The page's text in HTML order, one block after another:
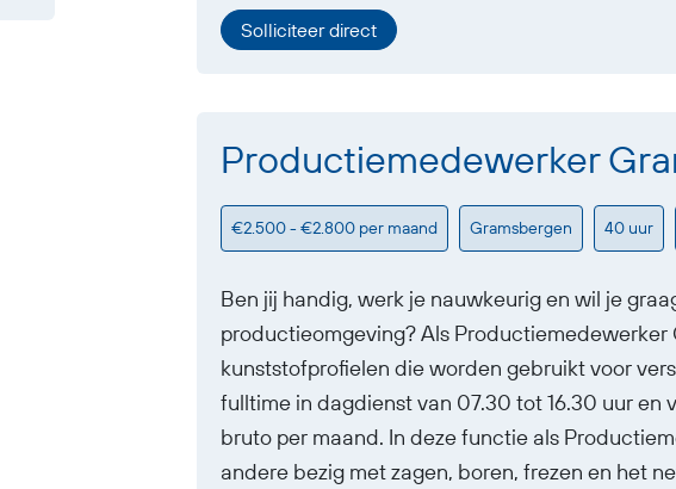
Solliciteer direct
Productiemedewerker
€2.500 - €2.800 per maand Gramsbergen 40 uur
Ben jij handig, werk je nauwkeurig en wil je
productieomgeving? Als Productiemedewerker
kunststofprofielen die worden gebruikt voor
fulltime in dagdienst van 07.30 tot 16.30 uur
bruto per maand. In deze functie als
andere bezig met zagen, boren, frezen en het